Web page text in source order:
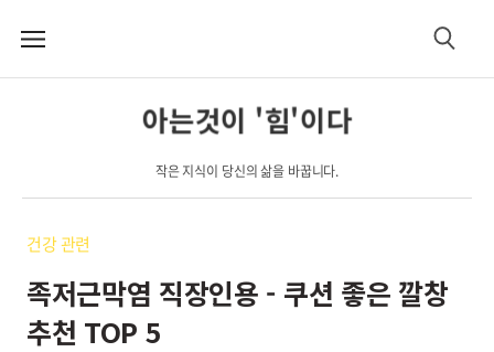
메
검
아는것이 '힘'이다
작은 지식이 당신의 삶을 바꿉니다.
건강 관련
족저근막염 직장인용 - 쿠션 좋은 깔창
추천 TOP 5